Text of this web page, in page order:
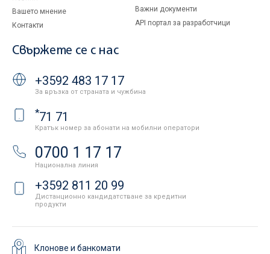
Вашето мнение
Контакти
Важни документи
API портал за разработчици
Свържете се с нас
+3592 483 17 17
За връзка от страната и чужбина
*71 71
Кратък номер за абонати на мобилни оператори
0700 1 17 17
Национална линия
+3592 811 20 99
Дистанционно кандидатстване за кредитни
продукти
Клонове и банкомати